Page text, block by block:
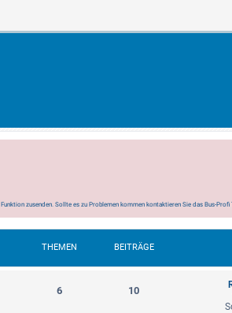
Funktion zusenden. Sollte es zu Problemen kommen kontaktieren Sie das Bus-Profi
THEMEN BEITRÄGE
6 10